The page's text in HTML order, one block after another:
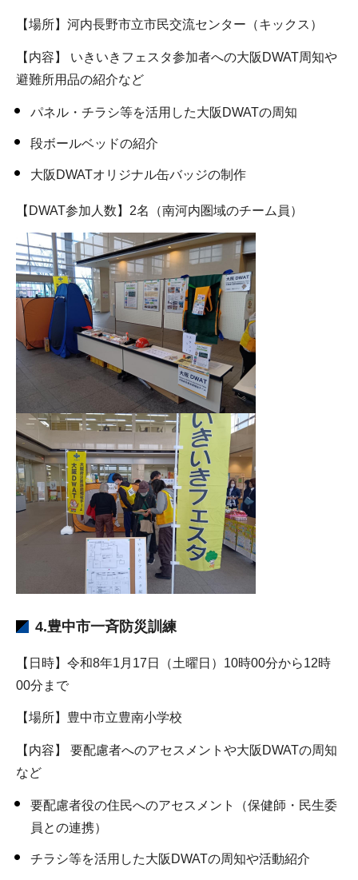
【場所】河内長野市立市民交流センター（キックス）
【内容】 いきいきフェスタ参加者への大阪DWAT周知や
避難所用品の紹介など
パネル・チラシ等を活用した大阪DWATの周知
段ボールベッドの紹介
大阪DWATオリジナル缶バッジの制作
【DWAT参加人数】2名（南河内圏域のチーム員）
4.豊中市一斉防災訓練
【日時】令和8年1月17日（土曜日）10時00分から12時
00分まで
【場所】豊中市立豊南小学校
【内容】 要配慮者へのアセスメントや大阪DWATの周知
など
要配慮者役の住民へのアセスメント（保健師・民生委
員との連携）
チラシ等を活用した大阪DWATの周知や活動紹介